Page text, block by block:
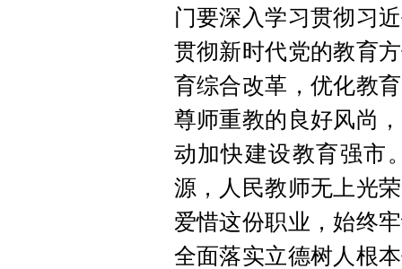
门要深入学习贯彻习
贯彻新时代党的教育
育综合改革，优化教
尊师重教的良好风尚
动加快建设教育强市
源，人民教师无上光
爱惜这份职业，始终
全面落实立德树人根